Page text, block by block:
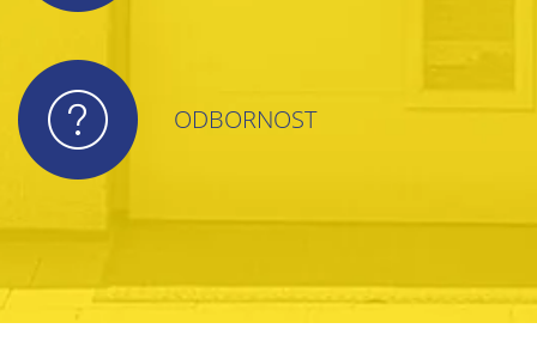
ODBORNOST